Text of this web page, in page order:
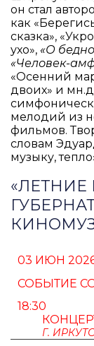
он стал
как
сказка»,
ухо», «О
«Человек-
«Осенний
двоих» и
мелодий из
фильмов.
словам
музыку,
«ЛЕТНИЕ
03 ИЮН
СОБЫТИЕ
18:30
Г.